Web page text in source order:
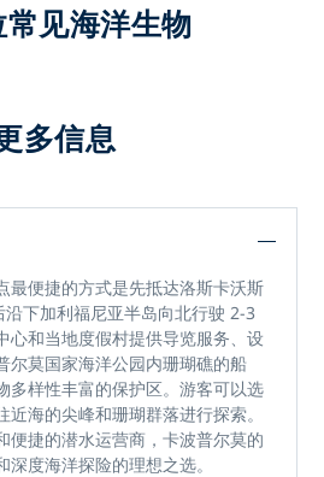
见海洋生物
多信息
最便捷的方式是先抵达洛斯卡沃斯
沿下加利福尼亚半岛向北行驶 2-3
心和当地度假村提供导览服务、设
尔莫国家海洋公园内珊瑚礁的船
多样性丰富的保护区。游客可以选
海的尖峰和珊瑚群落进行探索。
便捷的潜水运营商，卡波普尔莫的
深度海洋探险的理想之选。